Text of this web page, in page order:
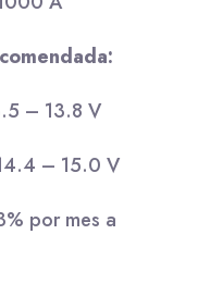
– 13.8 V
– 15.0 V
por mes a